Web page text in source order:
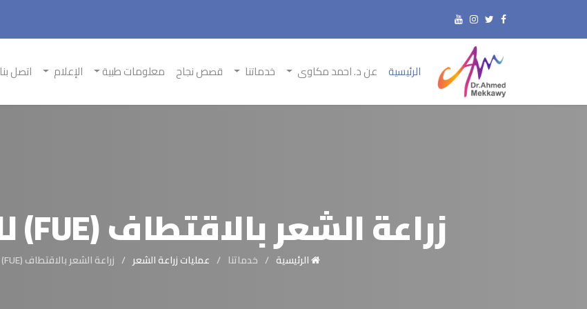
الرئيسية عن د. احمد مكاوى خدماتنا قصص نجاح معلومات طبية الإعلام اتصل بنا
زراعة الشعر بالاقتطاف (FUE) للرجال والنساء
الرئيسية خدماتنا عمليات زراعة الشعر زراعة الشعر بالاقتطاف (FUE) للرجال والنساء